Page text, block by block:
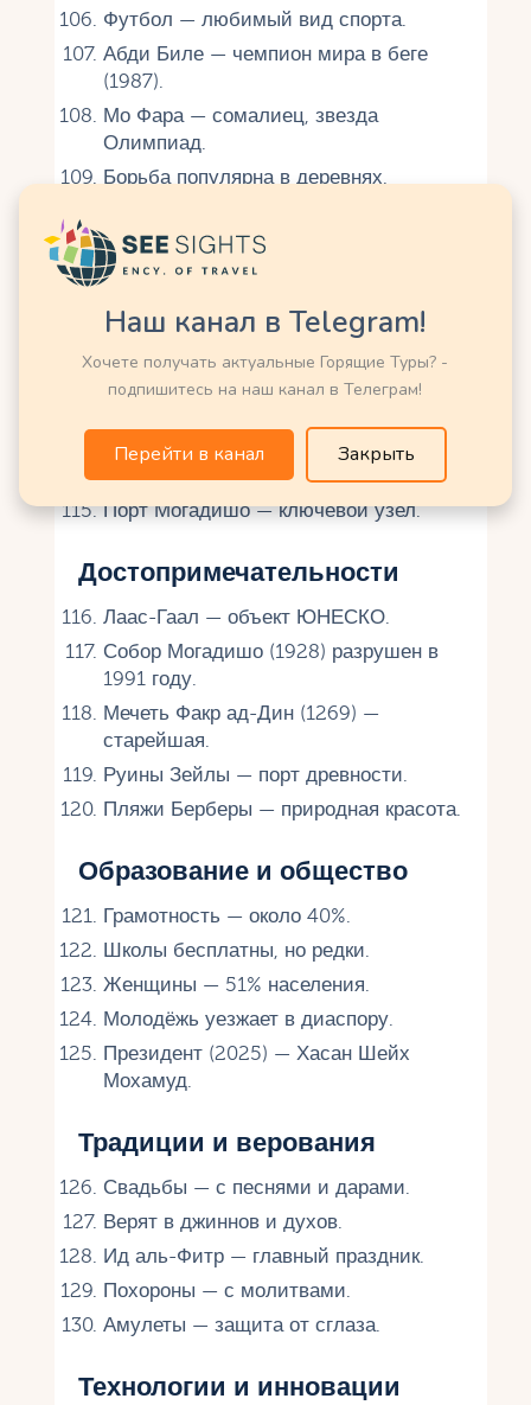
Футбол — любимый вид спорта.
Абди Биле — чемпион мира в беге
(1987).
Мо Фара — сомалиец, звезда
Олимпиад.
Борьба популярна в деревнях.
кочевников.
Туристов почти нет из-за войны.
Экспорт — верблюды, рыба, ладан.
Порт Могадишо — ключевой узел.
Достопримечательности
Лаас-Гаал — объект ЮНЕСКО.
Собор Могадишо (1928) разрушен в
1991 году.
Мечеть Факр ад-Дин (1269) —
старейшая.
Руины Зейлы — порт древности.
Пляжи Берберы — природная красота.
Образование и общество
Грамотность — около 40%.
Школы бесплатны, но редки.
Женщины — 51% населения.
Молодёжь уезжает в диаспору.
Президент (2025) — Хасан Шейх
Мохамуд.
Традиции и верования
Свадьбы — с песнями и дарами.
Верят в джиннов и духов.
Ид аль-Фитр — главный праздник.
Похороны — с молитвами.
Амулеты — защита от сглаза.
Технологии и инновации
Наш канал в Telegram!
Хочете получать актуальные Горящие Туры? -
подпишитесь на наш канал в Телеграм!
Перейти в канал Закрыть